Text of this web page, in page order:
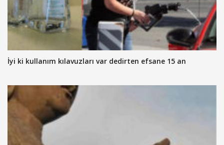
İyi ki kullanım kılavuzları var dedirten efsane 15 an